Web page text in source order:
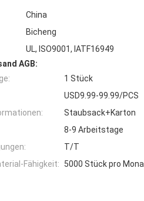
China
Bicheng
UL, ISO9001, IATF16949
AGB:
1 Stück
USD9.99-99.99/PCS
Staubsack+Karton
8-9 Arbeitstage
T/T
Fähigkeit:
5000 Stück pro